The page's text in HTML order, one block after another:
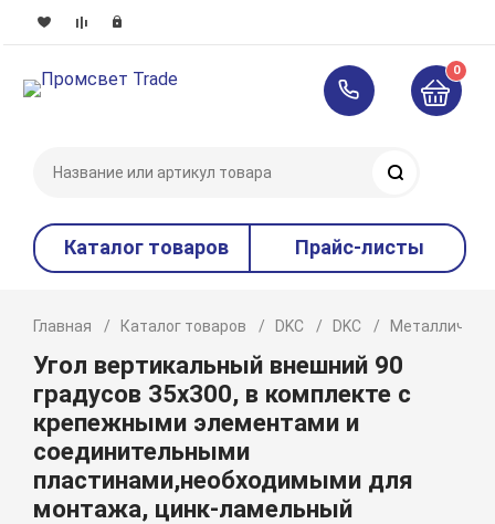
0
Каталог товаров Прайс-листы
Главная Каталог товаров DKC DKC
Угол вертикальный внешний 90
градусов 35х300, в комплекте с
крепежными элементами и
соединительными
пластинами,необходимыми для
монтажа, цинк-ламельный